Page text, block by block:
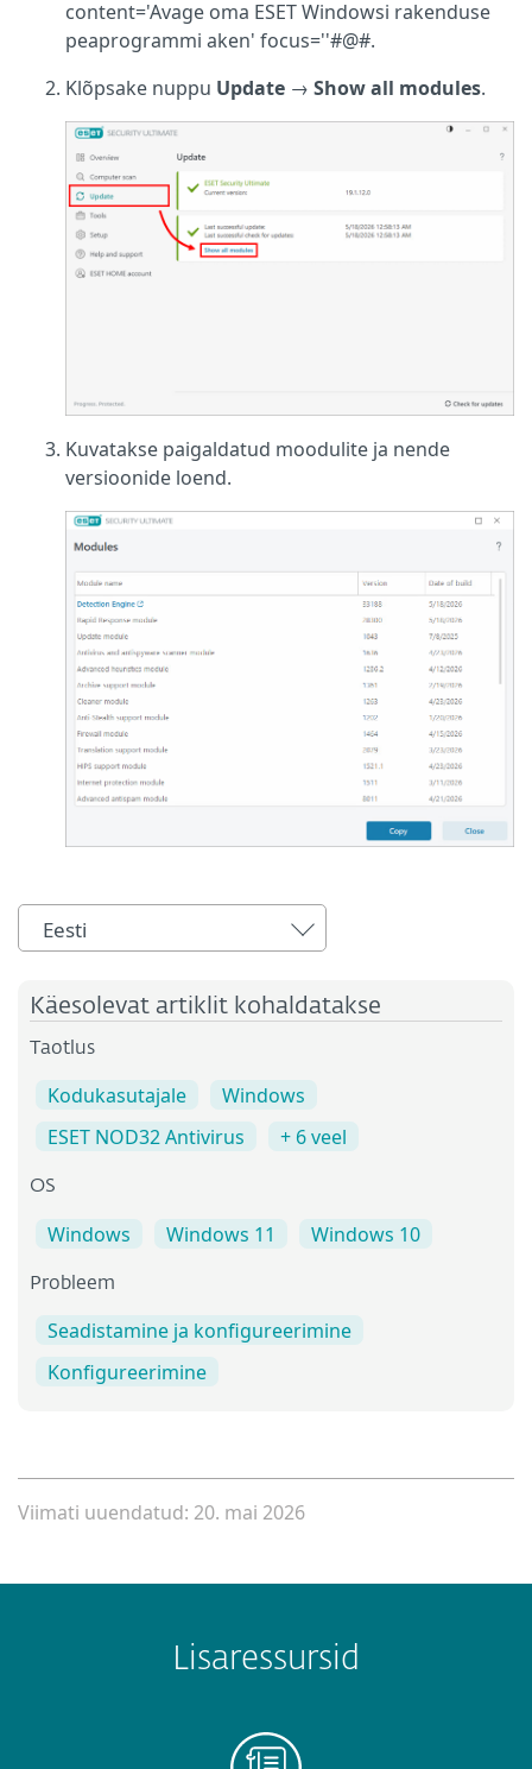
content='Avage oma ESET Windowsi rakenduse
peaprogrammi aken' focus=''#@#.
Klõpsake nuppu Update → Show all modules.
Kuvatakse paigaldatud moodulite ja nende
versioonide loend.
Eesti
Käesolevat artiklit kohaldatakse
Taotlus
Kodukasutajale
Windows
ESET NOD32 Antivirus
+ 6 veel
OS
Windows Windows 11 Windows 10
Probleem
Seadistamine ja konfigureerimine
Konfigureerimine
Viimati uuendatud: 20. mai 2026
Lisaressursid